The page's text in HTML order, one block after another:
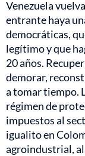
Venezuela
entrante haya
democráticas,
legítimo y que
20 años.
demorar,
a tomar tiempo.
régimen de
impuestos al
igualito en
agroindustrial,